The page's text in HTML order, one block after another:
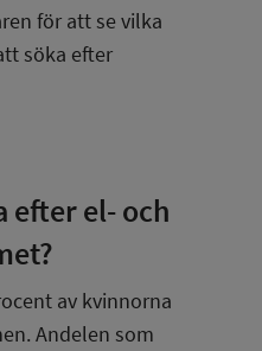
för att se vilka
söka efter
efter el- och
av kvinnorna
Andelen som